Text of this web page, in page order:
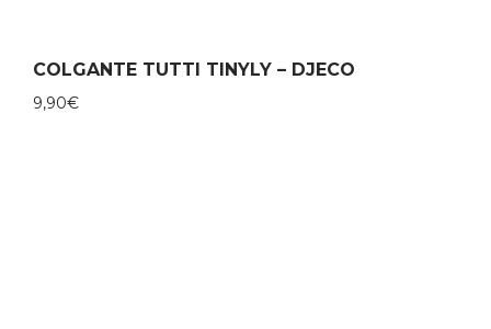
COLGANTE TUTTI TINYLY – DJECO
9,90€